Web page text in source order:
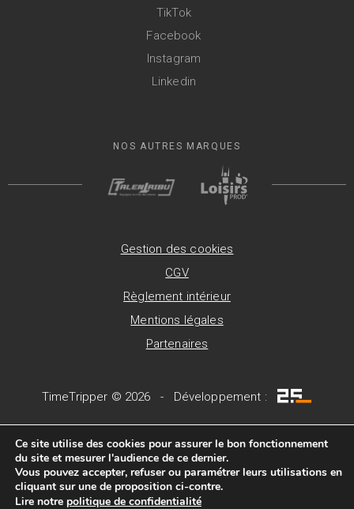
TikTok
Facebook
Instagram
Linkedin
NOS AUTRES MARQUES
Gestion des cookies
CGV
Règlement intérieur
Mentions légales
Partenaires
TimeTripper © 2026 - Développement :
Ce site utilise des cookies pour assurer le bon fonctionnement
du site et mesurer l'audience de ce dernier.
Vous pouvez accepter, refuser ou paramétrer leurs utilisations en
cliquant sur une de proposition ci-contre.
Lire notre politique de confidentialité